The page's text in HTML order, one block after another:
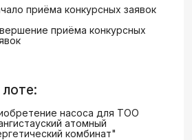
приёма конкурсных заявок
приёма конкурсных
насоса для ТОО
атомный
комбинат"